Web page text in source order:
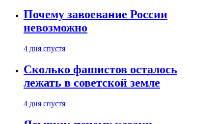
Почему завоевание России
невозможно
4 дня спустя
Сколько фашистов осталось
лежать в советской земле
4 дня спустя